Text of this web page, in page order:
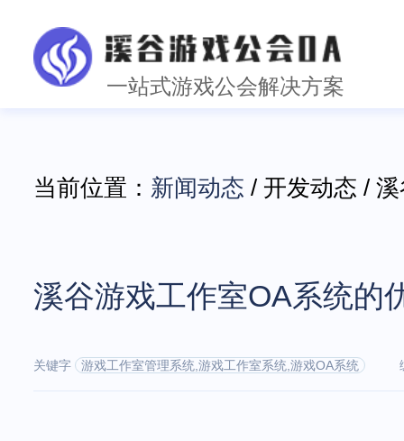
一站式游戏公会解决方案
当前位置： 新闻动态 / 开发动态 /
溪谷游戏工作室OA系统的
关键字 游戏工作室管理系统,游戏工作室系统,游戏OA系统